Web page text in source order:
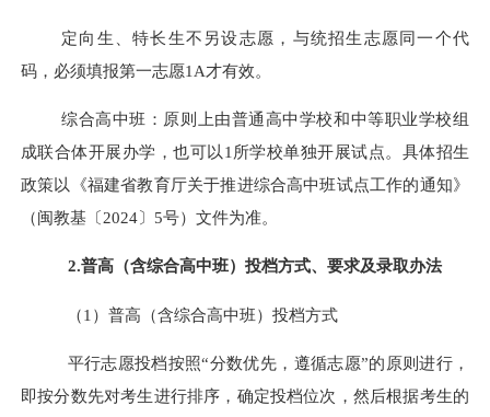
定向生、特长生不另设志愿，与统招生志愿同一个代
码 ， 必须填报第一志愿1A才有效。
综合高中班：原则上由普通高中学校和中等职业学校组
成联合体开展办学，也可以 1所学校单独开展试点。 具体招生
政策以《福建省教育厅关于推进综合高中班试点工作的通知》
（闽教基〔2024〕 5号）文件为准。
2.普高（含综合高中班） 投档方式、要求及录取办法
（1） 普高（含综合高中班） 投档方式
平行志愿投档按照“分数优先，遵循志愿”的原则进行，
即按分数先对考生进行排序，确定投档位次，然后根据考生的